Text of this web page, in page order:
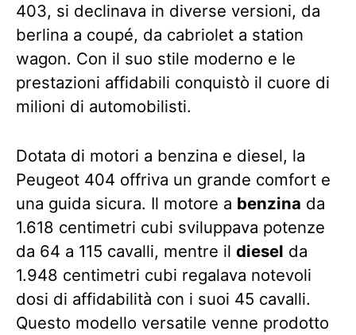
403, si declinava in diverse versioni, da
berlina a coupé, da cabriolet a station
wagon. Con il suo stile moderno e le
prestazioni affidabili conquistò il cuore di
milioni di automobilisti.
Dotata di motori a benzina e diesel, la
Peugeot 404 offriva un grande comfort e
una guida sicura. Il motore a benzina da
1.618 centimetri cubi sviluppava potenze
da 64 a 115 cavalli, mentre il diesel da
1.948 centimetri cubi regalava notevoli
dosi di affidabilità con i suoi 45 cavalli.
Questo modello versatile venne prodotto